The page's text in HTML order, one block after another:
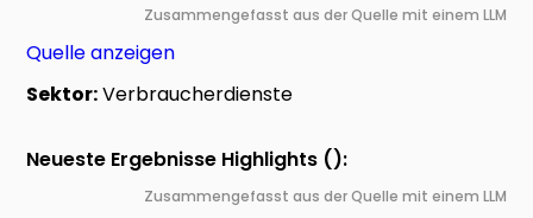
Zusammengefasst aus der Quelle mit einem LLM
Quelle anzeigen
Sektor:Verbraucherdienste
Neueste Ergebnisse Highlights ():
Zusammengefasst aus der Quelle mit einem LLM